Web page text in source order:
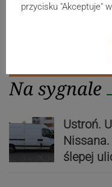
Na sygnale
Ustroń.
ślepej
przycisku "Akceptuje"